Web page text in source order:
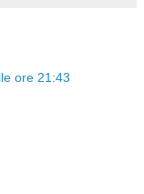
ore 21:43